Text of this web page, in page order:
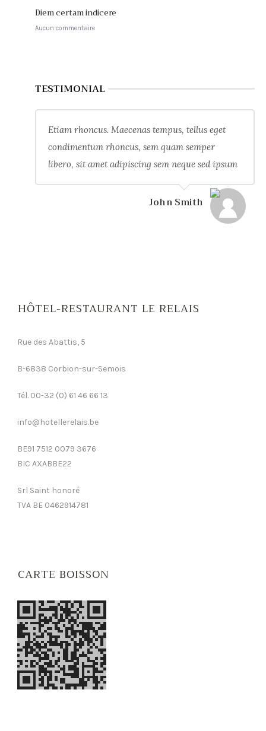
Diem certam indicere
Aucun commentaire
TESTIMONIAL
Etiam rhoncus. Maecenas tempus, tellus eget
condimentum rhoncus, sem quam semper
libero, sit amet adipiscing sem neque sed ipsum
John Smith
HÔTEL-RESTAURANT LE RELAIS
Rue des Abattis, 5
B-6838 Corbion-sur-Semois
Tél. 00-32 (0) 61 46 66 13
info@hotellerelais.be
BE91 7512 0079 3676
BIC AXABBE22
Srl Saint honoré
TVA BE 0462914781
CARTE BOISSON